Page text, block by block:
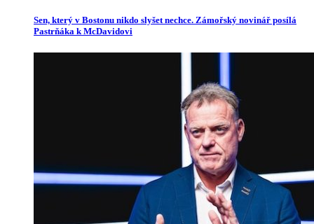
Sen, který v Bostonu nikdo slyšet nechce. Zámořský novinář posílá
Pastrňáka k McDavidovi